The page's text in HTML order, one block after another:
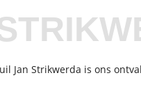
Jan Strikwerda is ons